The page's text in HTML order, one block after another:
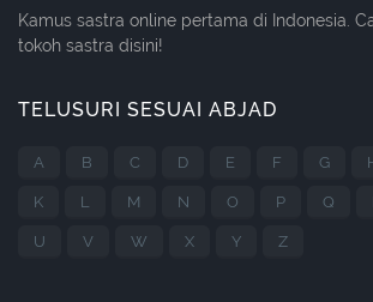
Kamus sastra online pertama di Indonesia.
tokoh sastra disini!
TELUSURI SESUAI ABJAD
A B C D E F G
K L M N O P Q
U V W X Y Z